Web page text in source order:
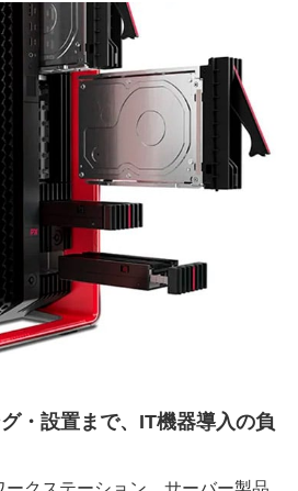
・設置まで、IT機器導入の負